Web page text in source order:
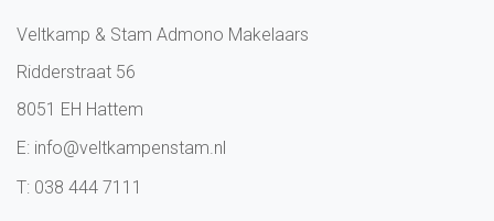
Veltkamp & Stam Admono Makelaars
Ridderstraat 56
8051 EH Hattem
E: info@veltkampenstam.nl
T: 038 444 7111